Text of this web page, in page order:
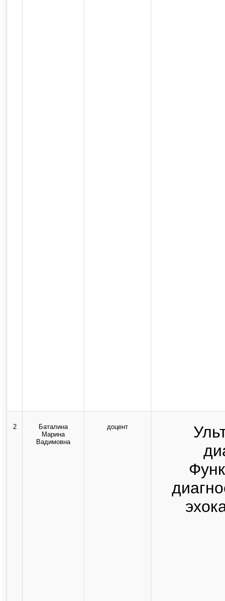
2
Баталина
Марина
Вадимовна
доцент